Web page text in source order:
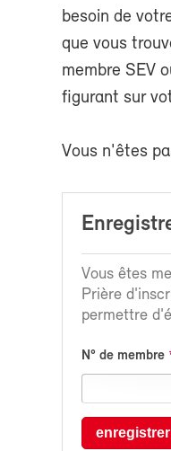
besoin de
que vous
membre SEV
figurant sur
Vous n'êtes
Vous êtes
Prière
permettre
N° de membre
enregistrer